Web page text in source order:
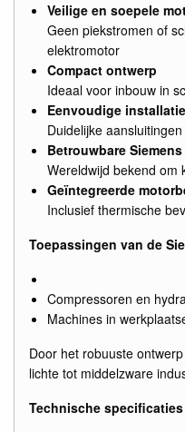
Veilige en soepele
Geen piekstromen of
elektromotor
Compact ontwerp
Ideaal voor inbouw in
Eenvoudige
Duidelijke
Betrouwbare
Wereldwijd bekend om
Geïntegreerde
Inclusief thermische
Toepassingen van de
Compressoren en
Machines in
Door het robuuste
lichte tot middelzware
Technische specificaties